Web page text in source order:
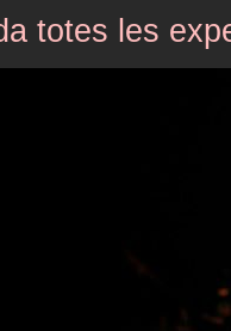
totes les